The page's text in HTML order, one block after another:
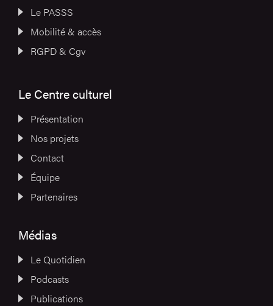
Le PASSS
Mobilité & accès
RGPD & Cgv
Le Centre culturel
Présentation
Nos projets
Contact
Équipe
Partenaires
Médias
Le Quotidien
Podcasts
Publications